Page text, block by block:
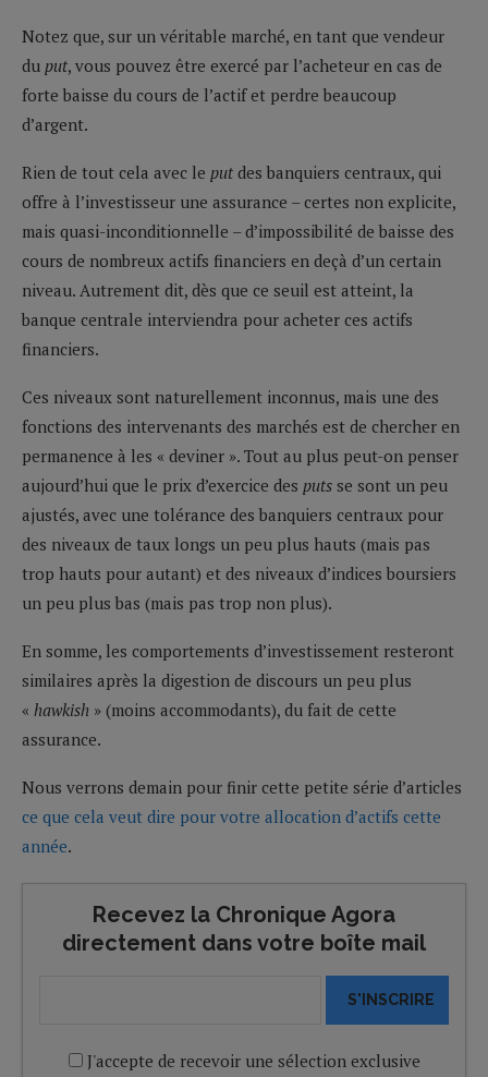
Notez que, sur un véritable marché, en tant que vendeur
du put, vous pouvez être exercé par l’acheteur en cas de
forte baisse du cours de l’actif et perdre beaucoup
d’argent.
Rien de tout cela avec le put des banquiers centraux, qui
offre à l’investisseur une assurance – certes non explicite,
mais quasi-inconditionnelle – d’impossibilité de baisse des
cours de nombreux actifs financiers en deçà d’un certain
niveau. Autrement dit, dès que ce seuil est atteint, la
banque centrale interviendra pour acheter ces actifs
financiers.
Ces niveaux sont naturellement inconnus, mais une des
fonctions des intervenants des marchés est de chercher en
permanence à les « deviner ». Tout au plus peut-on penser
aujourd’hui que le prix d’exercice des puts se sont un peu
ajustés, avec une tolérance des banquiers centraux pour
des niveaux de taux longs un peu plus hauts (mais pas
trop hauts pour autant) et des niveaux d’indices boursiers
un peu plus bas (mais pas trop non plus).
En somme, les comportements d’investissement resteront
similaires après la digestion de discours un peu plus
« hawkish » (moins accommodants), du fait de cette
assurance.
Nous verrons demain pour finir cette petite série d’articles
ce que cela veut dire pour votre allocation d’actifs cette
année.
Recevez la Chronique Agora
directement dans votre boîte mail
S'INSCRIRE
J'accepte de recevoir une sélection exclusive